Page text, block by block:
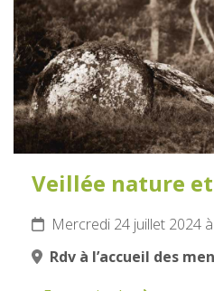
Veillée nature
Mercredi 24 juillet 2024
Rdv à l’accueil des